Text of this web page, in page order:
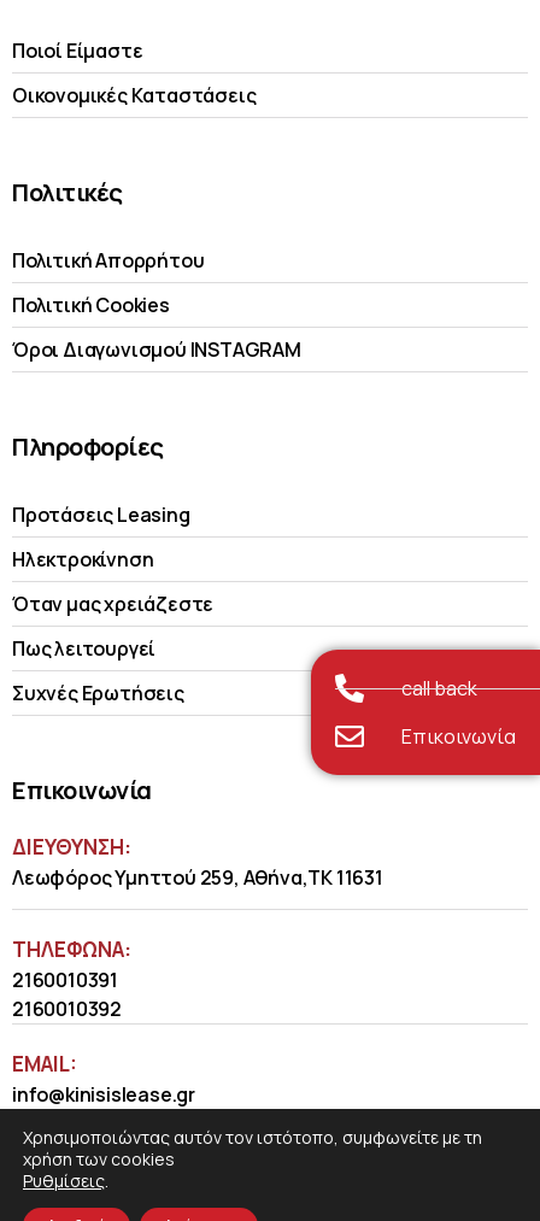
Ποιοί Είμαστε
Οικονομικές Kαταστάσεις
Πολιτικές
Πολιτική Απορρήτου
Πολιτική Cookies
Όροι Διαγωνισμού INSTAGRAM
Πληροφορίες
Προτάσεις Leasing
Ηλεκτροκίνηση
Όταν μας χρειάζεστε
Πως λειτουργεί
Συχνές Ερωτήσεις
Επικοινωνία
ΔΙΕΥΘΥΝΣΗ:
Λεωφόρος Υμηττού 259, Αθήνα,ΤΚ 11631
ΤΗΛΈΦΩΝΑ:
2160010391
2160010392
EMAIL:
info@kinisislease.gr
call back
Επικοινωνία
Χρησιμοποιώντας αυτόν τον ιστότοπο, συμφωνείτε με τη
χρήση των cookies
Ρυθμίσεις.